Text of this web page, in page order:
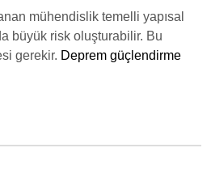
mühendislik temelli yapısal
büyük risk oluşturabilir. Bu
gerekir. Deprem güçlendirme